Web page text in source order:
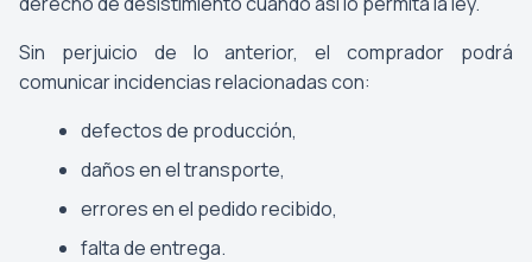
Sin perjuicio de lo anterior, el comprador podrá
comunicar incidencias relacionadas con:
defectos de producción,
daños en el transporte,
errores en el pedido recibido,
falta de entrega.